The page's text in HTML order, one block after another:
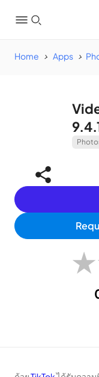
Home Apps
★